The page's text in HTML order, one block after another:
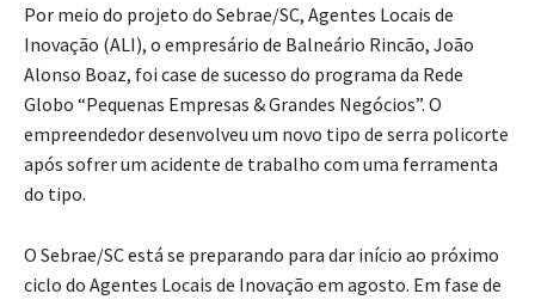
Por meio do projeto do Sebrae/SC, Agentes Locais de
Inovação (ALI), o empresário de Balneário Rincão, João
Alonso Boaz, foi case de sucesso do programa da Rede
Globo “Pequenas Empresas & Grandes Negócios”. O
empreendedor desenvolveu um novo tipo de serra policorte
após sofrer um acidente de trabalho com uma ferramenta
do tipo.
O Sebrae/SC está se preparando para dar início ao próximo
ciclo do Agentes Locais de Inovação em agosto. Em fase de